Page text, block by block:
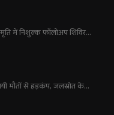
में निशुल्क फॉलोअप शिविर...
मौतों से हड़कंप, जलस्रोत के...